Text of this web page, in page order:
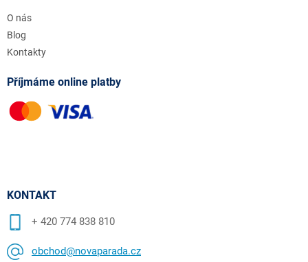
O nás
Blog
Kontakty
Příjmáme online platby
KONTAKT
+ 420 774 838 810
obchod@novaparada.cz